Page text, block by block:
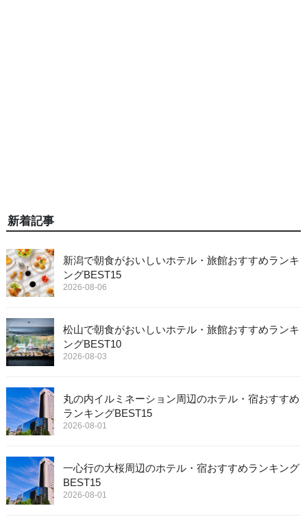
新着記事
新潟で朝食がおいしいホテル・旅館おすすめランキ
ングBEST15
2026-08-06
松山で朝食がおいしいホテル・旅館おすすめランキ
ングBEST10
2026-08-03
丸の内イルミネーション周辺のホテル・宿おすすめ
ランキングBEST15
2026-08-01
一心行の大桜周辺のホテル・宿おすすめランキング
BEST15
2026-08-01